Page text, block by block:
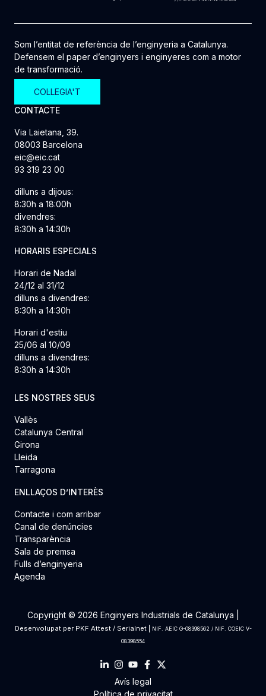
Som l’entitat de referència de l’enginyeria a Catalunya.
Defensem el paper d’enginyers i enginyeres com a motor
de transformació.
COL·LEGIA'T
CONTACTE
Via Laietana, 39.
08003 Barcelona
eic@eic.cat
93 319 23 00
dilluns a dijous:
8:30h a 18:00h
divendres:
8:30h a 14:30h
HORARIS ESPECIALS
Horari de Nadal
24/12 al 31/12
dilluns a divendres:
8:30h a 14:30h
Horari d'estiu
25/06 al 10/09
dilluns a divendres:
8:30h a 14:30h
LES NOSTRES SEUS
Vallès
Catalunya Central
Girona
Lleida
Tarragona
ENLLAÇOS D’INTERÈS
Contacte i com arribar
Canal de denúncies
Transparència
Sala de premsa
Fulls d’enginyeria
Agenda
Copyright © 2026 Enginyers Industrials de Catalunya |
Desenvolupat per PKF Attest/ Serialnet|
NIF. AEIC G-08398562 / NIF. COEIC V-
08398554
Avís legal